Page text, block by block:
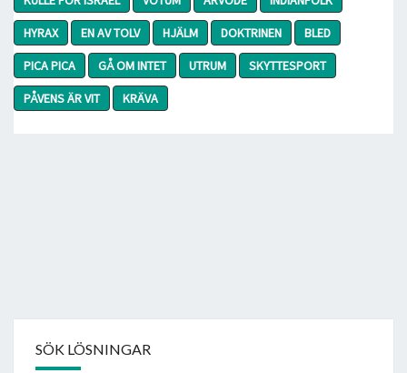
HYRAX
EN AV TOLV HJÄLM DOKTRINEN
BLED
PICA PICA
GÅ OM INTET UTRUM
SKYTTESPORT
PÅVENS ÄR VIT
KRÄVA
SÖK LÖSNINGAR